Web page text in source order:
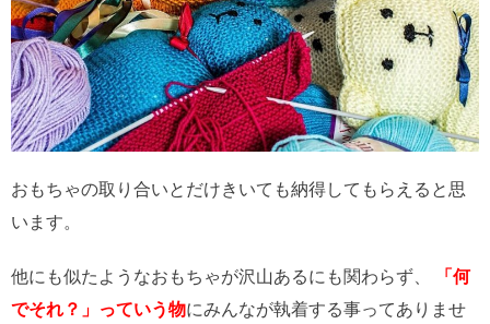
おもちゃの取り合いとだけきいても納得してもらえると思
います。
他にも似たようなおもちゃが沢山あるにも関わらず、
「何
でそれ？」っていう物にみんなが執着する事ってありませ